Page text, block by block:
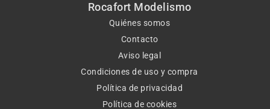
Rocafort Modelismo
Quiénes somos
Contacto
Aviso legal
Condiciones de uso y compra
Política de privacidad
Política de cookies